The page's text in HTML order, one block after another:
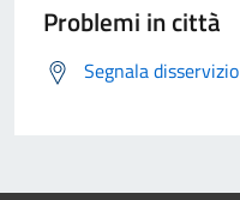
Problemi in città
Segnala disservizio